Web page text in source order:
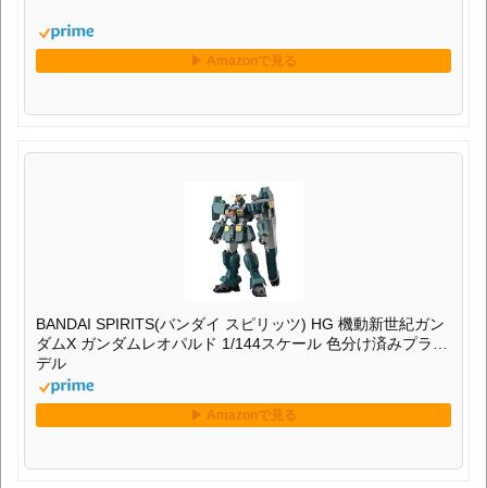
BANDAI SPIRITS(バンダイ スピリッツ) HG 機動新世紀ガン
ダムX ガンダムレオパルド 1/144スケール 色分け済みプラモ
デル